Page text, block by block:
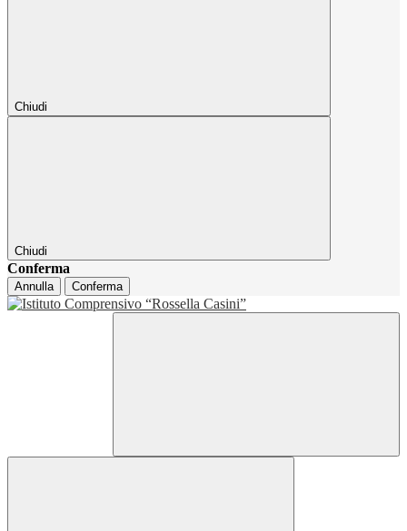
Chiudi
Chiudi
Conferma
Annulla Conferma